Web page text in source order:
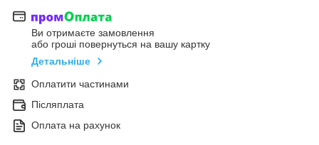
Ви отримаєте замовлення
або гроші повернуться на вашу картку
Детальніше
Оплатити частинами
Післяплата
Оплата на рахунок